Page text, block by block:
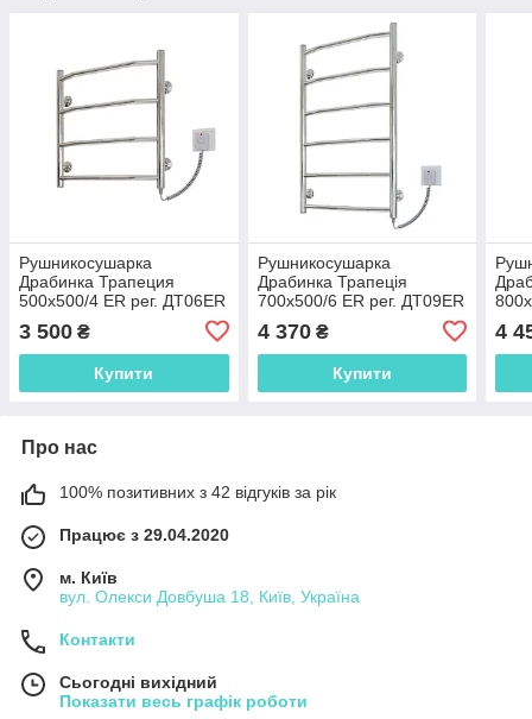
Рушникосушарка
Драбинка Трапеция
500х500/4 ЕR рег. ДТ06ER
3 500 ₴
Купити
Рушникосушарка
Драбинка Трапеція
700х500/6 ЕR рег. ДТ09ER
4 370₴
Купити
4
Про нас
100% позитивних з 42 відгуків за рік
Працює з 29.04.2020
м. Київ
вул. Олекси Довбуша 18, Київ, Україна
Контакти
Сьогодні вихідний
Показати весь графік роботи